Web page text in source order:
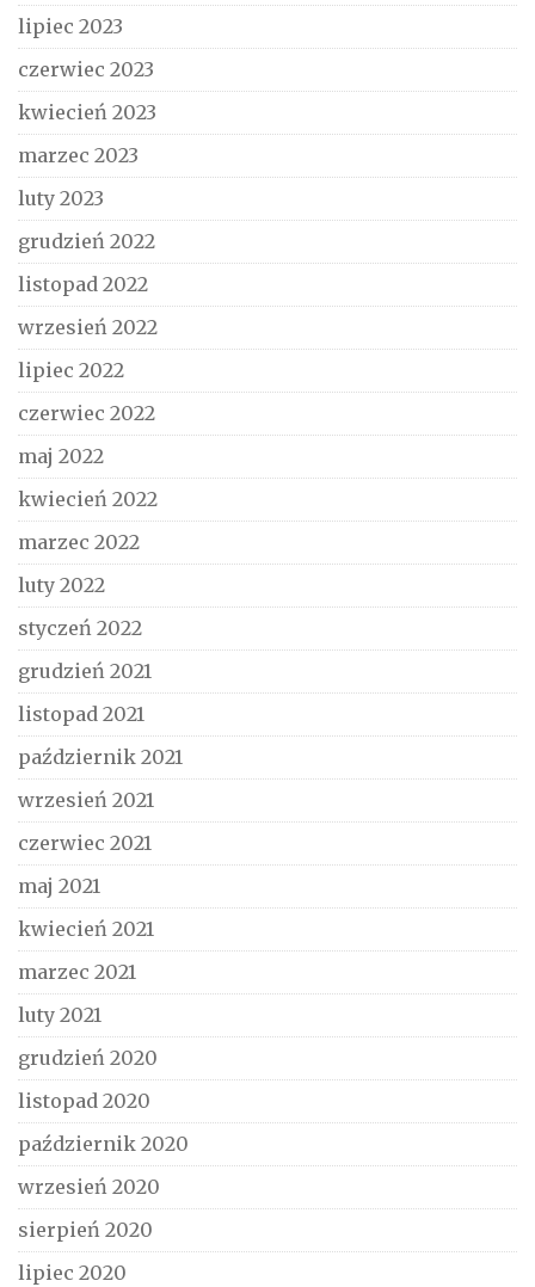
lipiec 2023
czerwiec 2023
kwiecień 2023
marzec 2023
luty 2023
grudzień 2022
listopad 2022
wrzesień 2022
lipiec 2022
czerwiec 2022
maj 2022
kwiecień 2022
marzec 2022
luty 2022
styczeń 2022
grudzień 2021
listopad 2021
październik 2021
wrzesień 2021
czerwiec 2021
maj 2021
kwiecień 2021
marzec 2021
luty 2021
grudzień 2020
listopad 2020
październik 2020
wrzesień 2020
sierpień 2020
lipiec 2020